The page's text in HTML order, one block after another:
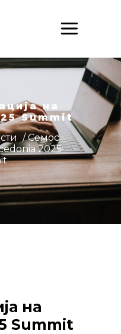
на
Summit
/ Семос
2025
на
Summit